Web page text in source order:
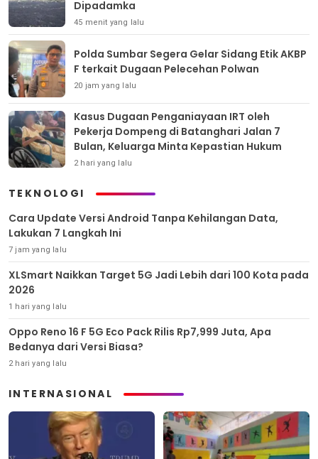
Dipadamka
45 menit yang lalu
Polda Sumbar Segera Gelar Sidang Etik AKBP
F terkait Dugaan Pelecehan Polwan
20 jam yang lalu
Kasus Dugaan Penganiayaan IRT oleh
Pekerja Dompeng di Batanghari Jalan 7
Bulan, Keluarga Minta Kepastian Hukum
2 hari yang lalu
TEKNOLOGI
Cara Update Versi Android Tanpa Kehilangan Data,
Lakukan 7 Langkah Ini
7 jam yang lalu
XLSmart Naikkan Target 5G Jadi Lebih dari 100 Kota pada
2026
1 hari yang lalu
Oppo Reno 16 F 5G Eco Pack Rilis Rp7,999 Juta, Apa
Bedanya dari Versi Biasa?
2 hari yang lalu
INTERNASIONAL